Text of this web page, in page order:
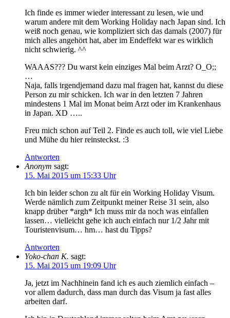
Ich finde es immer wieder interessant zu lesen, wie und
warum andere mit dem Working Holiday nach Japan sind. Ich
weiß noch genau, wie kompliziert sich das damals (2007) für
mich alles angehört hat, aber im Endeffekt war es wirklich
nicht schwierig. ^^
WAAAS??? Du warst kein einziges Mal beim Arzt? O_O;;
…
Naja, falls irgendjemand dazu mal fragen hat, kannst du diese
Person zu mir schicken. Ich war in den letzten 7 Jahren
mindestens 1 Mal im Monat beim Arzt oder im Krankenhaus
in Japan. XD …..
Freu mich schon auf Teil 2. Finde es auch toll, wie viel Liebe
und Mühe du hier reinsteckst. :3
Antworten
Anonym sagt:
15. Mai 2015 um 15:33 Uhr
Ich bin leider schon zu alt für ein Working Holiday Visum.
Werde nämlich zum Zeitpunkt meiner Reise 31 sein, also
knapp drüber *argh* Ich muss mir da noch was einfallen
lassen… vielleicht gehe ich auch einfach nur 1/2 Jahr mit
Touristenvisum… hm… hast du Tipps?
Antworten
Yoko-chan K. sagt:
15. Mai 2015 um 19:09 Uhr
Ja, jetzt im Nachhinein fand ich es auch ziemlich einfach –
vor allem dadurch, dass man durch das Visum ja fast alles
arbeiten darf.